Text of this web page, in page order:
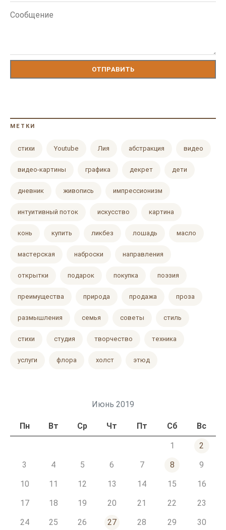
МЕТКИ
cтихи Youtube Лия абстракция видео
видео-картины графика декрет дети
дневник живопись импрессионизм
интуитивный поток искусство картина
конь купить ликбез лошадь масло
мастерская наброски направления
открытки подарок покупка поэзия
преимущества природа продажа проза
размышления семья советы стиль
стихи студия творчество техника
услуги флора холст этюд
Июнь 2019
Пн Вт Ср Чт Пт Сб Вс
1
2
3
4 5 6 7 8
9
10
11 12 13 14 15
16
17
18 19 20 21 22
23
24
25 26 27 28 29 30